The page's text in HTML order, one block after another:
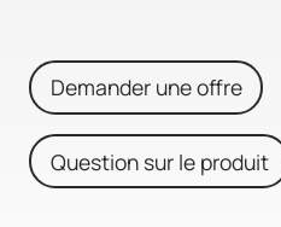
Demander une offre
Question sur le produit